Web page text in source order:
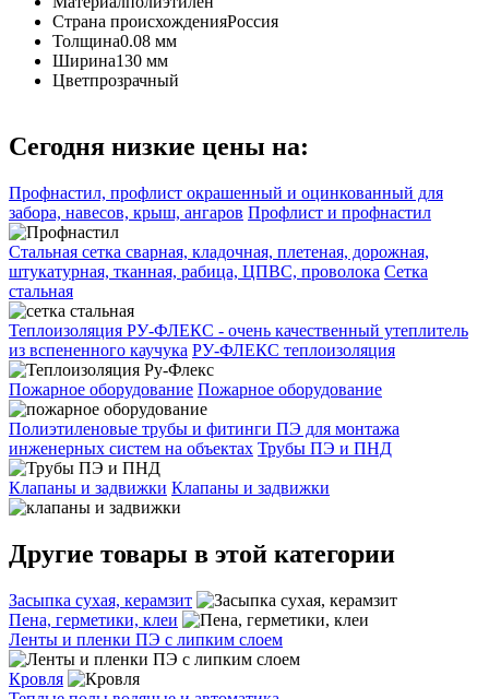
Страна происхожденияРоссия
Толщина0.08 мм
Ширина130 мм
Цветпрозрачный
Сегодня низкие цены на:
Профнастил, профлист окрашенный и оцинкованный для
забора, навесов, крыш, ангаров Профлист и профнастил
Стальная сетка сварная, кладочная, плетеная, дорожная,
штукатурная, тканная, рабица, ЦПВС, проволока Сетка
стальная
Теплоизоляция РУ-ФЛЕКС - очень качественный утеплитель
из вспененного каучука РУ-ФЛЕКС теплоизоляция
Пожарное оборудование Пожарное оборудование
Полиэтиленовые трубы и фитинги ПЭ для монтажа
инженерных систем на объектах Трубы ПЭ и ПНД
Клапаны и задвижки Клапаны и задвижки
Другие товары в этой категории
Засыпка сухая, керамзит
Пена, герметики, клеи
Ленты и пленки ПЭ с липким слоем
Кровля